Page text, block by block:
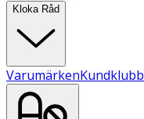
Kloka Råd
VarumärkenKundklubb